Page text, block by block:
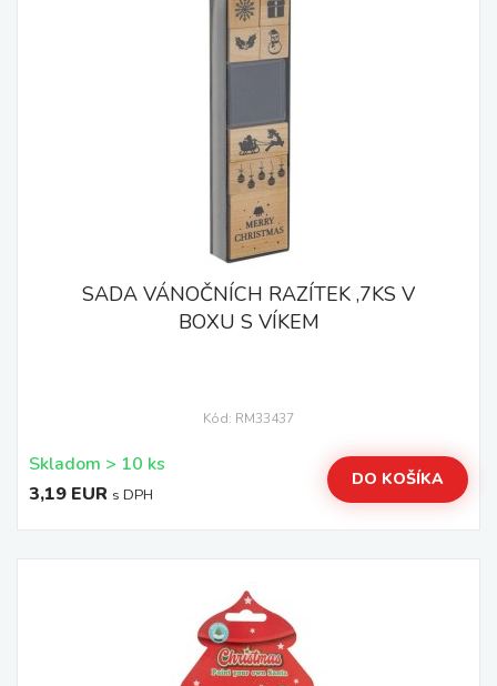
SADA VÁNOČNÍCH RAZÍTEK ,7KS V
BOXU S VÍKEM
Kód: RM33437
Skladom > 10 ks
3,19 EUR s DPH
DO KOŠÍKA